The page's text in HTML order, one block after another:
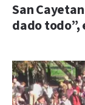
San
dado todo”,